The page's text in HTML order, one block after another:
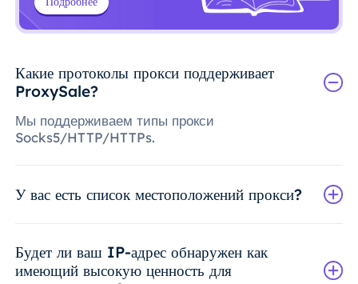
Какие протоколы прокси поддерживает
ProxySale?
Мы поддерживаем типы прокси
Socks5/HTTP/HTTPs.
У вас есть список местоположений прокси?
Будет ли ваш IP-адрес обнаружен как
имеющий высокую ценность для